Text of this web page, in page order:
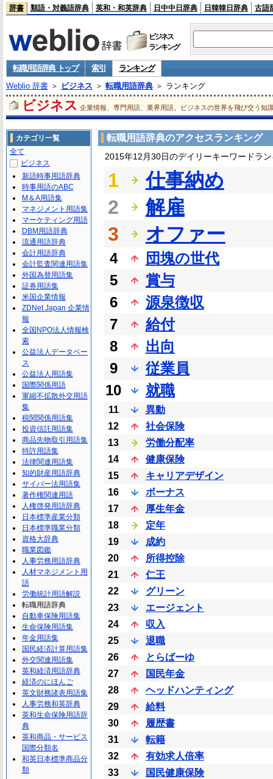
辞書 類語・対義語辞典 英和・和英辞典 日中中日辞典 日韓韓日辞典 古語
ビジネス
ランキング
転職用語辞典 トップ 索引
ランキング
Weblio 辞書＞ ビジネス ＞ 転職用語辞典＞ ランキング
ビジネス 企業情報、専門用語、業界用語。ビジネスの世界を飛び交う知
転職用語辞典のアクセスランキング
2015年12月30日のデイリーキーワードラ
1
仕事納め
2
解雇
3
オファー
4
団塊の世代
5
賞与
6
源泉徴収
7
給付
8
出向
9
従業員
10
就職
11
異動
12
社会保険
13
労働分配率
14
健康保険
15
キャリアデザイン
16
ボーナス
17
厚生年金
18
定年
19
成約
20
所得控除
21
仁王
22
グリーン
23
エージェント
24
収入
25
退職
26
とらばーゆ
27
国民年金
28
ヘッドハンティング
29
給料
30
履歴書
31
転籍
32
有効求人倍率
33
国民健康保険
カテゴリ一覧
全て
－
ビジネス
新語時事用語辞典
時事用語のABC
M＆A用語集
マネジメント用語集
マーケティング用語
DBM用語辞典
流通用語辞典
会計用語辞典
会計監査関連用語集
外国為替用語集
証券用語集
米国企業情報
ZDNet Japan 企業情
報
全国NPO法人情報検
索
公益法人データベー
ス
公益法人用語集
国際関係用語
軍縮不拡散外交用語
集
税関関係用語集
投資信託用語集
商品先物取引用語集
特許用語集
法律関連用語集
知的財産用語辞典
サイバー法用語集
著作権関連用語
人権啓発用語辞典
日本標準産業分類
日本標準職業分類
資格大辞典
職業図鑑
人事労務用語辞典
人材マネジメント用
語
労働統計用語解説
転職用語辞典
自動車保険用語集
生命保険用語集
年金用語集
国民経済計算用語集
外交関連用語集
英和経済用語辞典
経済のにほんご
英文財務諸表用語集
人事労務和英辞典
英和生命保険用語辞
典
英和商品・サービス
国際分類名
和英日本標準商品分
類